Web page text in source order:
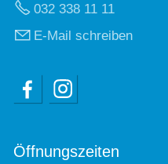
032 338 11 11
E-Mail schreiben
Öffnungszeiten